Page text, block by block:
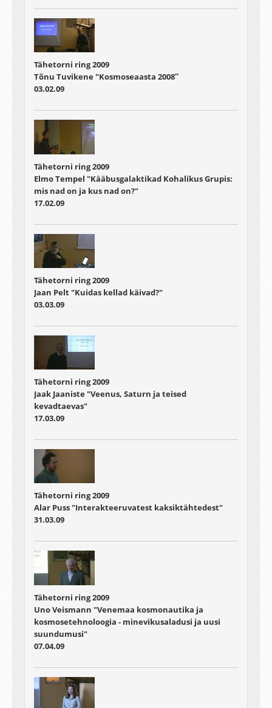
Tähetorni ring 2009
Tõnu Tuvikene "Kosmoseaasta 2008″
03.02.09
Tähetorni ring 2009
Elmo Tempel "Kääbusgalaktikad Kohalikus Grupis:
mis nad on ja kus nad on?"
17.02.09
Tähetorni ring 2009
Jaan Pelt "Kuidas kellad käivad?"
03.03.09
Tähetorni ring 2009
Jaak Jaaniste "Veenus, Saturn ja teised
kevadtaevas"
17.03.09
Tähetorni ring 2009
Alar Puss "Interakteeruvatest kaksiktähtedest"
31.03.09
Tähetorni ring 2009
Uno Veismann "Venemaa kosmonautika ja
kosmosetehnoloogia - minevikusaladusi ja uusi
suundumusi"
07.04.09